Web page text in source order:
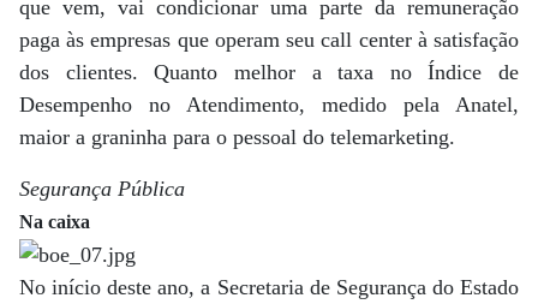
que vem, vai condicionar uma parte da remuneração
paga às empresas que operam seu call center à satisfação
dos clientes. Quanto melhor a taxa no Índice de
Desempenho no Atendimento, medido pela Anatel,
maior a graninha para o pessoal do telemarketing.
Segurança Pública
Na caixa
No início deste ano, a Secretaria de Segurança do Estado